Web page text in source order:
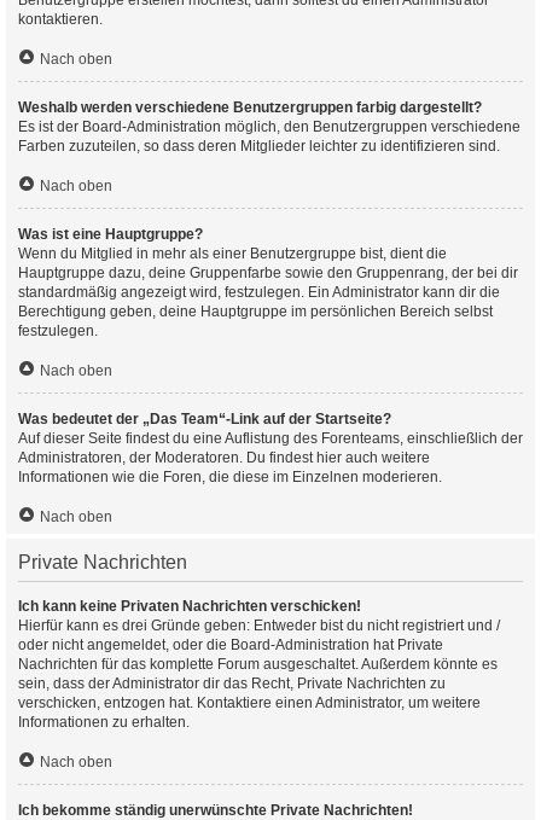
kontaktieren.
Nach oben
Weshalb werden verschiedene Benutzergruppen farbig dargestellt?
Es ist der Board-Administration möglich, den Benutzergruppen verschiedene
Farben zuzuteilen, so dass deren Mitglieder leichter zu identifizieren sind.
Nach oben
Was ist eine Hauptgruppe?
Wenn du Mitglied in mehr als einer Benutzergruppe bist, dient die
Hauptgruppe dazu, deine Gruppenfarbe sowie den Gruppenrang, der bei dir
standardmäßig angezeigt wird, festzulegen. Ein Administrator kann dir die
Berechtigung geben, deine Hauptgruppe im persönlichen Bereich selbst
festzulegen.
Nach oben
Was bedeutet der „Das Team“-Link auf der Startseite?
Auf dieser Seite findest du eine Auflistung des Forenteams, einschließlich der
Administratoren, der Moderatoren. Du findest hier auch weitere
Informationen wie die Foren, die diese im Einzelnen moderieren.
Nach oben
Private Nachrichten
Ich kann keine Privaten Nachrichten verschicken!
Hierfür kann es drei Gründe geben: Entweder bist du nicht registriert und /
oder nicht angemeldet, oder die Board-Administration hat Private
Nachrichten für das komplette Forum ausgeschaltet. Außerdem könnte es
sein, dass der Administrator dir das Recht, Private Nachrichten zu
verschicken, entzogen hat. Kontaktiere einen Administrator, um weitere
Informationen zu erhalten.
Nach oben
Ich bekomme ständig unerwünschte Private Nachrichten!